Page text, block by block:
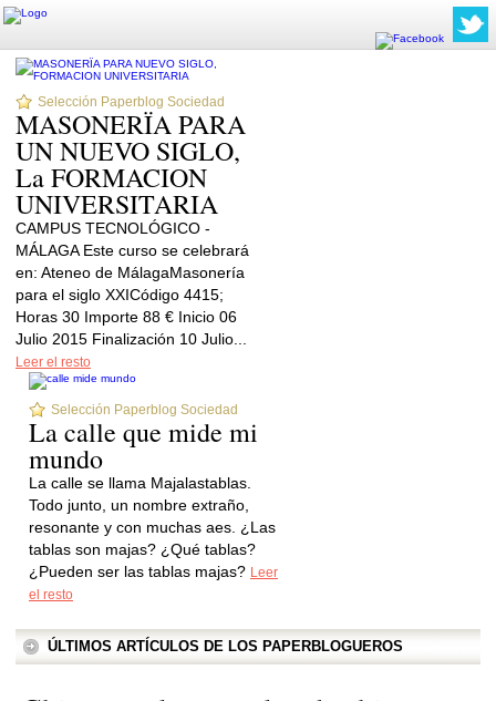
Selección Paperblog Sociedad
MASONERÏA PARA
UN NUEVO SIGLO,
La FORMACION
UNIVERSITARIA
CAMPUS TECNOLÓGICO -
MÁLAGA Este curso se celebrará
en: Ateneo de MálagaMasonería
para el siglo XXICódigo 4415;
Horas 30 Importe 88 € Inicio 06
Julio 2015 Finalización 10 Julio...
Leer el resto
Selección Paperblog Sociedad
La calle que mide mi
mundo
La calle se llama Majalastablas.
Todo junto, un nombre extraño,
resonante y con muchas aes. ¿Las
tablas son majas? ¿Qué tablas?
¿Pueden ser las tablas majas? Leer
el resto
ÚLTIMOS ARTÍCULOS DE LOS PAPERBLOGUEROS